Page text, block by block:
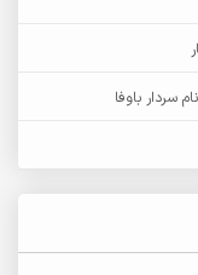
سردار باوفا